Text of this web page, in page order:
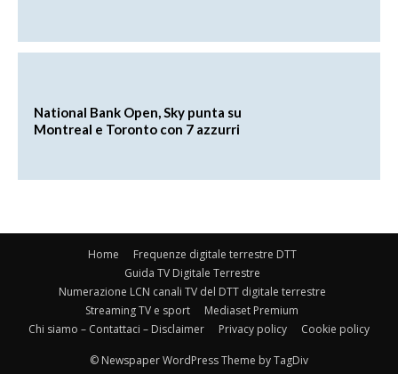
National Bank Open, Sky punta su
Montreal e Toronto con 7 azzurri
Home
Frequenze digitale terrestre DTT
Guida TV Digitale Terrestre
Numerazione LCN canali TV del DTT digitale terrestre
Streaming TV e sport
Mediaset Premium
Chi siamo – Contattaci – Disclaimer
Privacy policy Cookie policy
© Newspaper WordPress Theme by TagDiv